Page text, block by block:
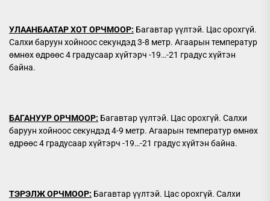
УЛААНБААТАР ХОТ ОРЧМООР: Багавтар үүлтэй. Цас орохгүй.
Салхи баруун хойноос секундэд 3-8 метр. Агаарын температур
өмнөх өдрөөс 4 градусаар хүйтэрч -19…-21 градус хүйтэн
байна.
БАГАНУУР ОРЧМООР: Багавтар үүлтэй. Цас орохгүй. Салхи
баруун хойноос секундэд 4-9 метр. Агаарын температур өмнөх
өдрөөс 4 градусаар хүйтэрч -19…-21 градус хүйтэн байна.
ТЭРЭЛЖ ОРЧМООР: Багавтар үүлтэй. Цас орохгүй. Салхи